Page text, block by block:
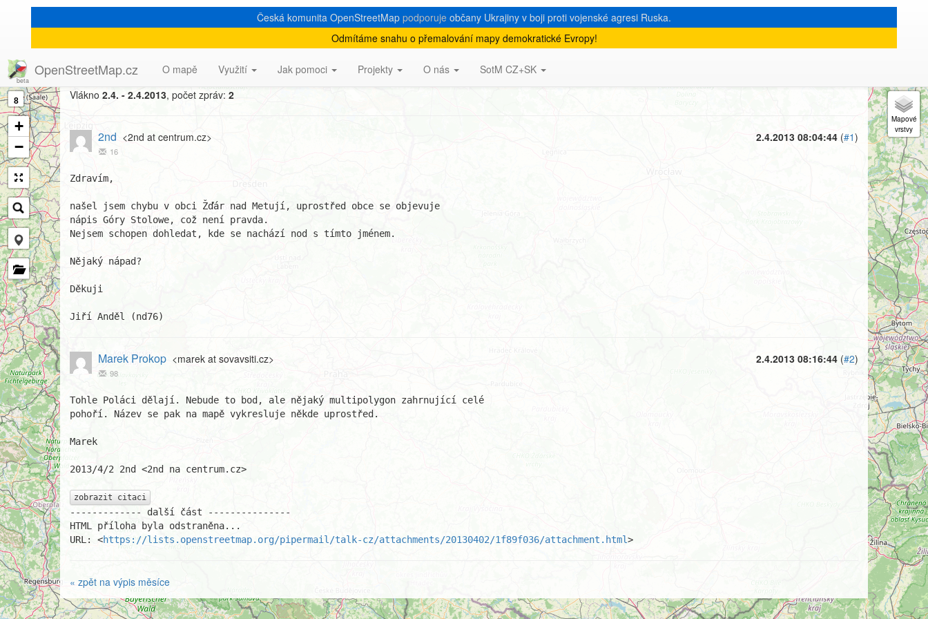
Česká komunita OpenStreetMap podporuje občany Ukrajiny v boji proti vojenské agresi Ruska.
Odmítáme snahu o přemalování mapy demokratické Evropy!
OpenStreetMap.cz O mapě Využití Jak pomoci Projekty O nás SotM CZ+SK
8
+
−
[Talk-cz] Gory Stolowe
Vlákno 2.4. - 2.4.2013, počet zpráv: 2
2.4.2013 08:04:44 (#1)
2nd <2nd at centrum.cz>
16
Zdravím,
našel jsem chybu v obci Žďár nad Metují, uprostřed obce se objevuje
nápis Góry Stolowe, což není pravda.
Nejsem schopen dohledat, kde se nachází nod s tímto jménem.
Nějaký nápad?
Děkuji
Jiří Anděl (nd76)
2.4.2013 08:16:44 (#2)
Marek Prokop <marek at sovavsiti.cz>
98
Tohle Poláci dělají. Nebude to bod, ale nějaký multipolygon zahrnující celé
pohoří. Název se pak na mapě vykresluje někde uprostřed.
Marek
2013/4/2 2nd <2nd na centrum.cz>
zobrazit citaci
------------- další část ---------------
HTML příloha byla odstraněna...
URL: <https://lists.openstreetmap.org/pipermail/talk-cz/attachments/20130402/1f89f036/attachment.html>
« zpět na výpis měsíce